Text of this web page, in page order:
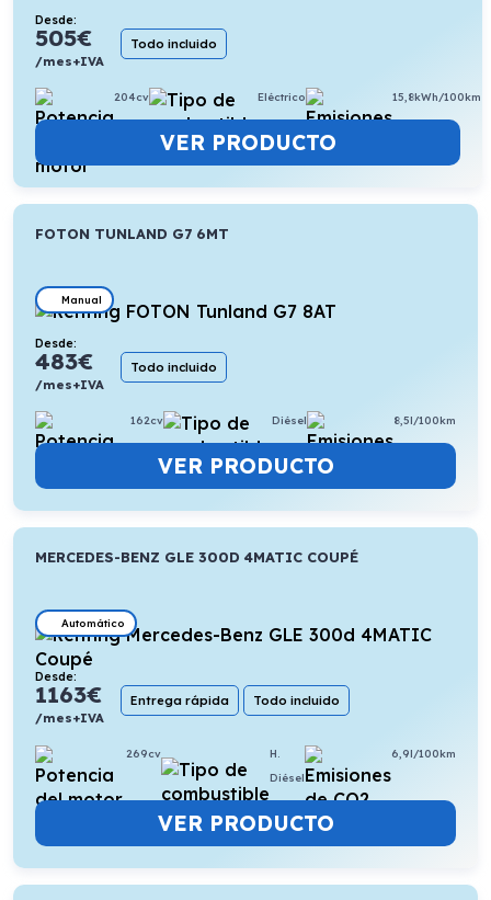
Desde:
505€
/mes+IVA
Todo incluido
204cv Eléctrico 15,8kWh/100km
VER PRODUCTO
FOTON TUNLAND G7 6MT
Manual
Desde:
483€
/mes+IVA
Todo incluido
162cv Diésel 8,5l/100km
VER PRODUCTO
MERCEDES-BENZ GLE 300D 4MATIC COUPÉ
Automático
Desde:
1163€
/mes+IVA
Entrega rápida Todo incluido
269cv
H.
Diésel
6,9l/100km
VER PRODUCTO